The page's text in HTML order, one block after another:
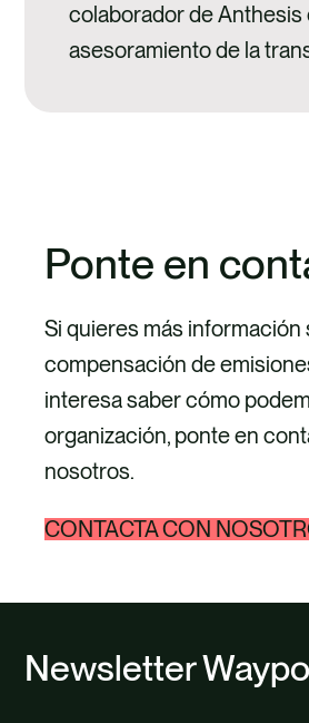
colaborador de Anthesis
asesoramiento de la
Ponte en
Si quieres más información
compensación de
interesa saber cómo
organización, ponte en
nosotros.
CONTACTA CON
Newsletter